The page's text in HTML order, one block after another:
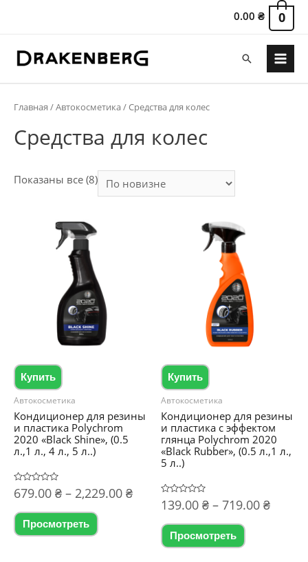
0.00₴ 0
Поиск
Main
Главная /Автокосметика/ Средства для колес
Средства для колес
Показаны все (8)Сортировка:
самые
Купить
Автокосметика
Кондиционер для резины
и пластика Polychrom
2020 «Black Shine», (0.5
л.,1 л., 4 л., 5 л..)
Оценка
0
5
679.00 ₴ – 2,229.00 ₴Диапазон
679.00 ₴
2,229.00 ₴
Просмотреть
Этот
товар
Купить
Автокосметика
Кондиционер для резины
и пластика с эффектом
глянца Polychrom 2020
«Black Rubber», (0.5 л.,1 л.,
5 л..)
Оценка
0
5
139.00 ₴ – 719.00 ₴
Просмотреть
Этот
товар